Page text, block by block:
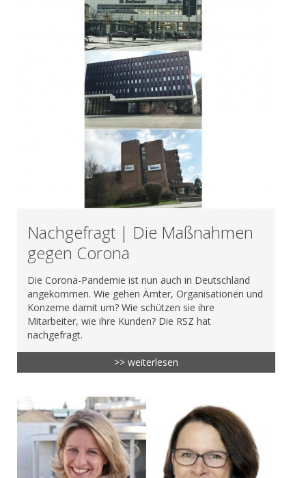
Nachgefragt | Die Maßnahmen
gegen Corona
Die Corona-Pandemie ist nun auch in Deutschland
angekommen. Wie gehen Ämter, Organisationen und
Konzerne damit um? Wie schützen sie ihre
Mitarbeiter, wie ihre Kunden? Die RSZ hat
nachgefragt.
>> weiterlesen